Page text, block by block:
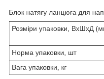
Блок натягу ланцюга для
Розміри упаковки, ВхШхД
Норма упаковки, шт
Вага упаковки, кг